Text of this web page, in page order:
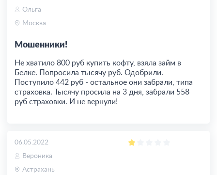
Ольга
Москва
Мошенники!
Не хватило 800 руб купить кофту, взяла займ в
Белке. Попросила тысячу руб. Одобрили.
Поступило 442 руб - остальное они забрали, типа
страховка. Тысячу просила на 3 дня, забрали 558
руб страховки. И не вернули!
06.05.2022
Вероника
Астрахань